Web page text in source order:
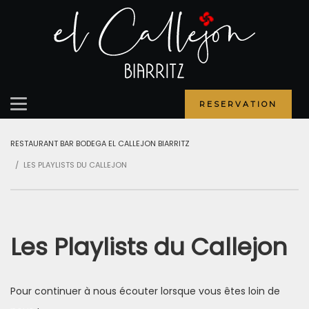
RESERVATION
RESTAURANT BAR BODEGA EL CALLEJON BIARRITZ
LES PLAYLISTS DU CALLEJON
Les Playlists du Callejon
Pour continuer à nous écouter lorsque vous êtes loin de